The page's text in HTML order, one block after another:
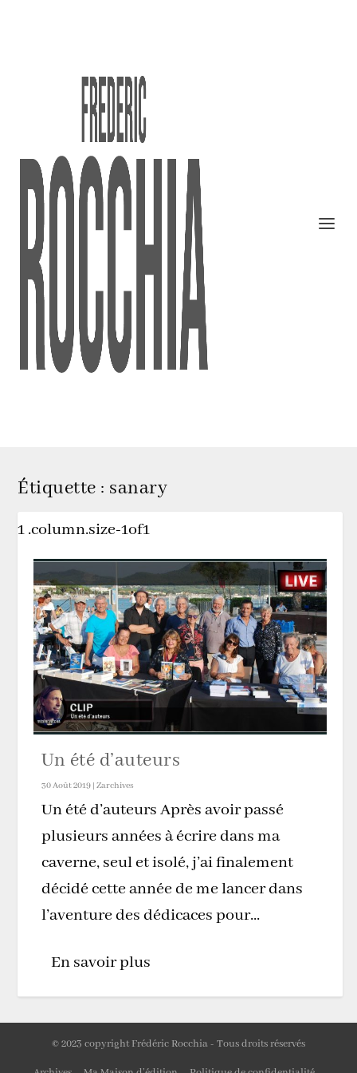
Étiquette : sanary
Un été d’auteurs
30 Août 2019 |Zarchives
Un été d’auteurs Après avoir passé
plusieurs années à écrire dans ma
caverne, seul et isolé, j’ai finalement
décidé cette année de me lancer dans
l’aventure des dédicaces pour...
En savoir plus
© 2023 copyright Frédéric Rocchia - Tous droits réservés